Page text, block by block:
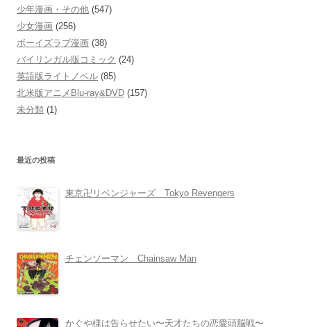
少年漫画・その他 (547)
少女漫画 (256)
ボーイズラブ漫画 (38)
バイリンガル版コミック (24)
英語版ライトノベル (85)
北米版アニメBlu-ray&DVD (157)
未分類 (1)
最近の投稿
東京卍リベンジャーズ Tokyo Revengers
チェンソーマン Chainsaw Man
かぐや様は告らせたい〜天才たちの恋愛頭脳戦〜